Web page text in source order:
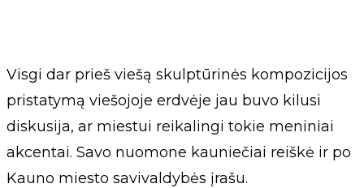
Visgi dar prieš viešą skulptūrinės kompozicijos
pristatymą viešojoje erdvėje jau buvo kilusi
diskusija, ar miestui reikalingi tokie meniniai
akcentai. Savo nuomone kauniečiai reiškė ir po
Kauno miesto savivaldybės įrašu.